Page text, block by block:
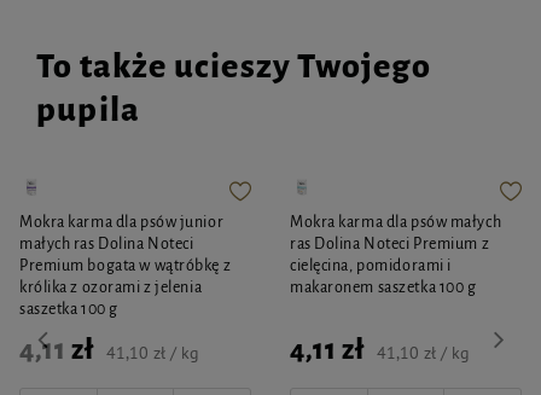
To także ucieszy Twojego
pupila
Mokra karma dla psów junior
małych ras Dolina Noteci
Premium bogata w wątróbkę z
królika z ozorami z jelenia
saszetka 100 g
4,11 zł 41,10 zł / kg
Mokra karma dla psów małych
ras Dolina Noteci Premium z
cielęcina, pomidorami i
makaronem saszetka 100 g
4,11 zł 41,10 zł / kg